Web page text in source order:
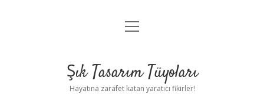
Anasayfa
Yasal Uyarı
menüyü
Şık Tasarım Tüyoları
Hayatına zarafet katan yaratıcı fikirler!